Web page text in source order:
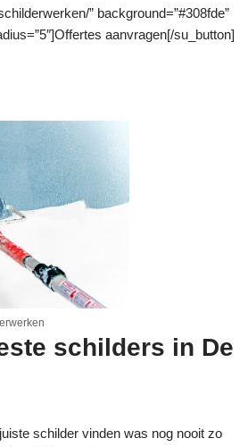
” background=”#308fde”
aanvragen[/su_button]
schilders in De
schilder vinden was nog nooit zo